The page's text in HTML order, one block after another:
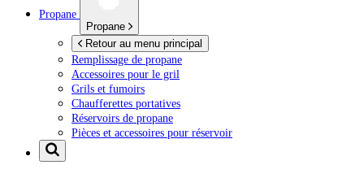
Propane
Propane
Retour au menu principal
Remplissage de propane
Accessoires pour le gril
Grils et fumoirs
Chaufferettes portatives
Réservoirs de propane
Pièces et accessoires pour réservoir